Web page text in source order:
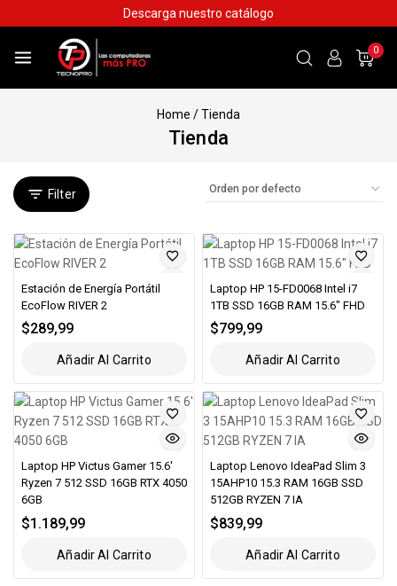
to
Descarga nuestro catálogo
0
Home /Tienda
Tienda
Filter
Estación de Energía Portátil
EcoFlow RIVER 2
$289,99
Añadir Al Carrito
Laptop HP 15-FD0068 Intel i7
1TB SSD 16GB RAM 15.6″ FHD
$799,99
Añadir Al Carrito
Laptop HP Victus Gamer 15.6′
Ryzen 7 512 SSD 16GB RTX 4050
6GB
$1.189,99
Añadir Al Carrito
Laptop Lenovo IdeaPad Slim 3
15AHP10 15.3 RAM 16GB SSD
512GB RYZEN 7 IA
$839,99
Añadir Al Carrito